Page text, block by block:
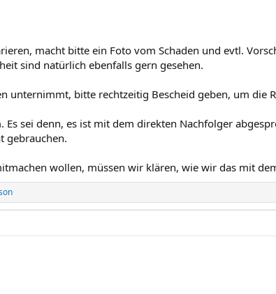
macht bitte ein Foto vom Schaden und evtl.
sind natürlich ebenfalls gern gesehen.
unternimmt, bitte rechtzeitig Bescheid geben, um die
. Es sei denn, es ist mit dem direkten Nachfolger
gebrauchen.
wollen, müssen wir klären, wie wir das mit